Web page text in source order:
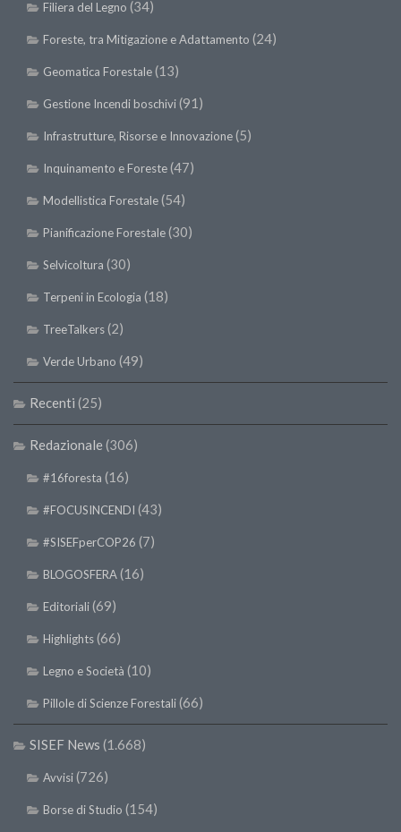
Filiera del Legno (34)
Foreste, tra Mitigazione e Adattamento (24)
Geomatica Forestale(13)
Gestione Incendi boschivi(91)
Infrastrutture, Risorse e Innovazione(5)
Inquinamento e Foreste(47)
Modellistica Forestale(54)
Pianificazione Forestale(30)
Selvicoltura (30)
Terpeni in Ecologia (18)
TreeTalkers(2)
Verde Urbano (49)
Recenti (25)
Redazionale (306)
#16foresta (16)
#FOCUSINCENDI (43)
#SISEFperCOP26 (7)
BLOGOSFERA(16)
Editoriali(69)
Highlights(66)
Legno e Società (10)
Pillole di Scienze Forestali(66)
SISEF News (1.668)
Avvisi(726)
Borse di Studio (154)